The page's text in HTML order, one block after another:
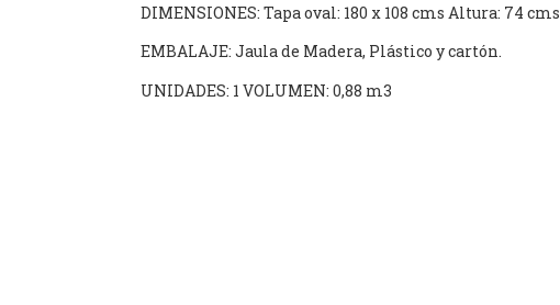
DIMENSIONES: Tapa oval: 180 x 108 cms Altura: 74 cms
EMBALAJE: Jaula de Madera, Plástico y cartón.
UNIDADES: 1 VOLUMEN: 0,88 m3